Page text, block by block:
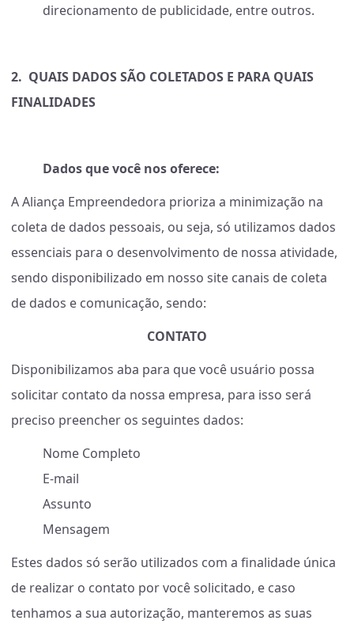
direcionamento de publicidade, entre outros.
2. QUAIS DADOS SÃO COLETADOS E PARA QUAIS
FINALIDADES
Dados que você nos oferece:
A Aliança Empreendedora prioriza a minimização na
coleta de dados pessoais, ou seja, só utilizamos dados
essenciais para o desenvolvimento de nossa atividade,
sendo disponibilizado em nosso site canais de coleta
de dados e comunicação, sendo:
CONTATO
Disponibilizamos aba para que você usuário possa
solicitar contato da nossa empresa, para isso será
preciso preencher os seguintes dados:
Nome Completo
E-mail
Assunto
Mensagem
Estes dados só serão utilizados com a finalidade única
de realizar o contato por você solicitado, e caso
tenhamos a sua autorização, manteremos as suas